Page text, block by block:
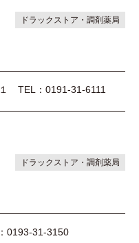
ドラックストア・調剤薬局
TEL：0191-31-6111
ドラックストア・調剤薬局
0193-31-3150